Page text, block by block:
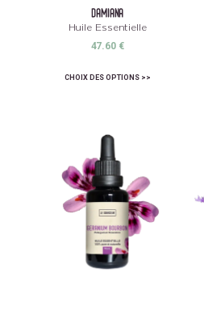
damiana
Huile Essentielle
47.60 €
CHOIX DES OPTIONS